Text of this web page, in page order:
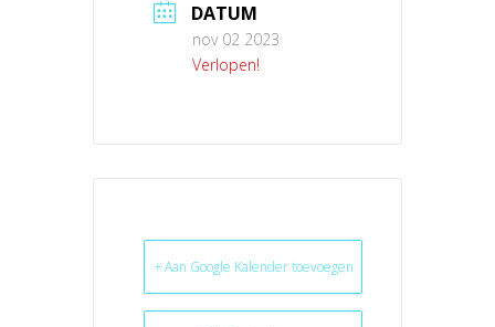
DATUM
nov 02 2023
Verlopen!
+ Aan Google Kalender toevoegen